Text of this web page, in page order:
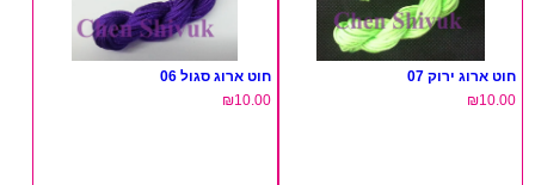
חוט ארוג ירוק 07
₪10.00
חוט ארוג סגול 06
₪10.00